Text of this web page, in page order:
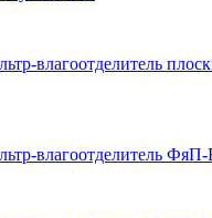
влагоотделитель
влагоотделитель